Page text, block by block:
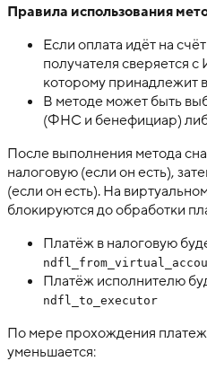
Правила использования
Если оплата идёт на
получателя сверяется
которому принадлежит
В методе может быть
(ФНС и бенефициар)
После выполнения метода
налоговую (если он есть),
(если он есть). На
блокируются до обработки
Платёж в налоговую
Платёж исполнителю
ndfl_to_executor
По мере прохождения
уменьшается: